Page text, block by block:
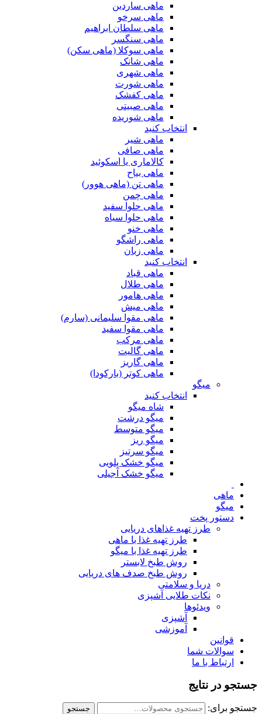
ماهی ساردین
ماهی سرخو
ماهی سلطان ابراهیم
ماهی سنگسر
ماهی سوکلا (ماهی سکن)
ماهی شانک
ماهی شهری
ماهی شورت
ماهی کفشک
ماهی صبیتی
ماهی شوریده
انتخاب کنید
ماهی شیر
ماهی صافی
کالاماری یا اسکوئید
ماهی بیاح
ماهی تن (ماهی هوور)
ماهی چمن
ماهی حلوا سفید
ماهی حلوا سیاه
ماهی خنو
ماهی راشگو
ماهی زبان
انتخاب کنید
ماهی قباد
ماهی طلال
ماهی هامور
ماهی میش
ماهی مقوا سلیمانی (سارم)
ماهی مقوا سفید
ماهی مرکب
ماهی گالیت
ماهی گاریز
ماهی کوتر (بارکودا)
میگو
انتخاب کنید
شاه میگو
میگو درشت
میگو متوسط
میگو ریز
میگو سرتیز
میگو خشک پلویی
میگو خشک آجیلی
ماهی
میگو
دستور پخت
طرز تهیه غذاهای دریایی
طرز تهیه غذا با ماهی
طرز تهیه غذا با میگو
روش طبخ لابستر
روش طبخ صدف های دریایی
دریا و سلامتی
نکات طلایی آشپزی
ویدئوها
آشپزی
آموزشی
قوانین
سوالات شما
ارتباط با ما
جستجو در نتایج
جستجو برای: جستجو